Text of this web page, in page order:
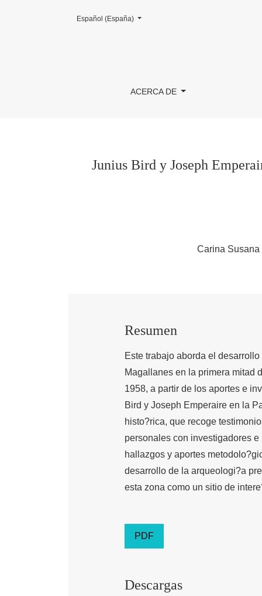
Junius Bird y Joseph Emperaire en el
ACERCA DE
Cambiar el idioma. El actual es:
Español (España)
Junius Bird y Joseph
Carina
Resumen
Este trabajo aborda el
Magallanes en la primera mitad
1958, a partir de los aportes e
Bird y Joseph Emperaire en la
histo?rica, que recoge
personales con investigadores
hallazgos y aportes
desarrollo de la arqueologi?a
esta zona como un sitio de
PDF
Descargas